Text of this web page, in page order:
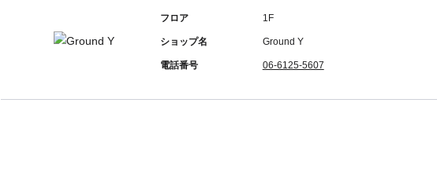
フロア 1F
ショップ名 Ground Y
電話番号 06-6125-5607